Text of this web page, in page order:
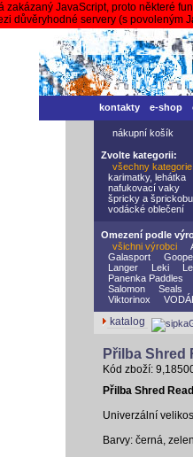
JavaScript, proto některé
důvěryhodné servery (s povoleným
kontakty e-shop
nákupní košík
Zvolte kategorii:
všechny kategorie
karimatky, lehátka
nafukovací vaky
špricky a
vodácké oblečení
Omezení podle
všichni výrobci
Galasport
Langer
Leki
Panenka Paddles
Salomon
Seals
Viktorinox
katalog
Přilba Shred
Kód zboží:
Přilba Shred
Univerzální
Barvy: černá,